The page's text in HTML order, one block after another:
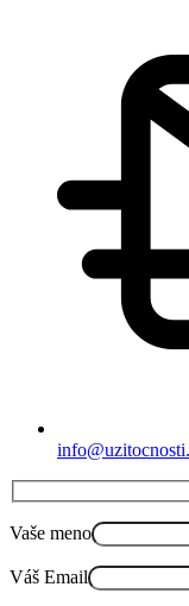
Vaše meno
Váš Email